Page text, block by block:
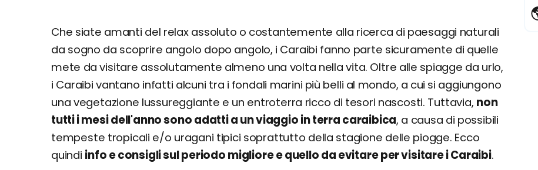
Che siate amanti del relax assoluto o costantemente alla ricerca di paesaggi naturali
da sogno da scoprire angolo dopo angolo, i Caraibi fanno parte sicuramente di quelle
mete da visitare assolutamente almeno una volta nella vita. Oltre alle spiagge da urlo,
i Caraibi vantano infatti alcuni tra i fondali marini più belli al mondo, a cui si aggiungono
una vegetazione lussureggiante e un entroterra ricco di tesori nascosti. Tuttavia, non
tutti i mesi dell'anno sono adatti a un viaggio in terra caraibica, a causa di possibili
tempeste tropicali e/o uragani tipici soprattutto della stagione delle piogge. Ecco
quindi info e consigli sul periodo migliore e quello da evitare per visitare i Caraibi.